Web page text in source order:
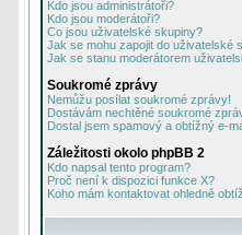
Kdo jsou administrátoři?
Kdo jsou moderátoři?
Co jsou uživatelské skupiny?
Jak se mohu zapojit do uživatelské
Jak se stanu moderátorem
Soukromé zprávy
Nemůžu posílat soukromé zprávy!
Dostávám nechtěné soukromé
Dostal jsem spamový a obtížný e-
Záležitosti okolo phpBB 2
Kdo napsal tento program?
Proč není k dispozici funkce X?
Koho mám kontaktovat ohledně